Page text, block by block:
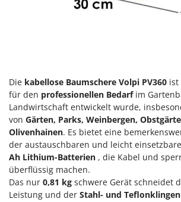
Klimaanlagen – Klimageräte
Kompressoren für Ernte und
Kreiseleggen
Küchenreiben - elektrisch
Kükenaufzuchtboxen
L
Laderampe aus Aluminium
Laubsauger - Laubbläser
Effeuno
Einhell
Elegen
Energy Gruppi
Enotecnica Pillan
Eschenfelder
EuroMech
Die kabellose Baumschere Volpi PV360 ist
für den professionellen Bedarfim
Landwirtschaft entwickelt wurde,
von Gärten, Parks, Weinbergen,
Olivenhainen. Es bietet eine
der austauschbaren und leicht
Ah Lithium-Batterien , die Kabel und
überflüssig machen.
Das nur 0,81 kg schwere Gerät schneidet
Leistung und der Stahl- und Teflonklingen